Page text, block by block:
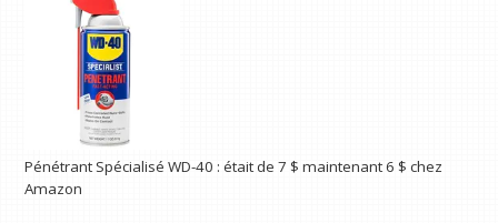
Pénétrant Spécialisé WD-40 : était de 7 $ maintenant 6 $ chez
Amazon